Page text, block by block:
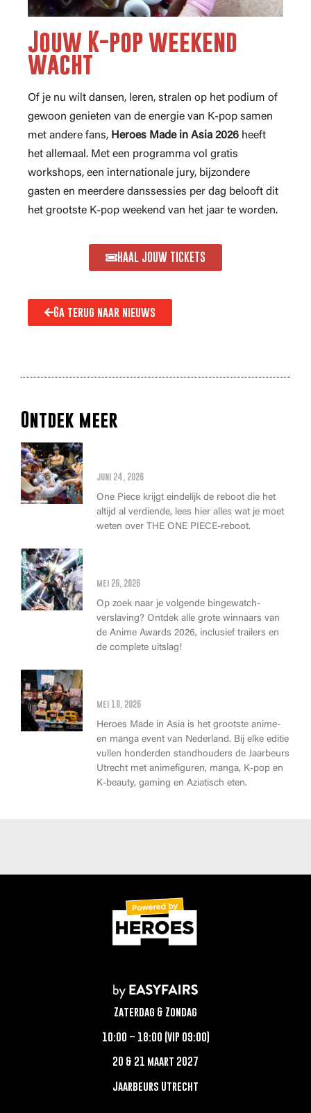
Jouw K-pop weekend
wacht
Of je nu wilt dansen, leren, stralen op het podium of
gewoon genieten van de energie van K-pop samen
met andere fans, Heroes Made in Asia 2026 heeft
het allemaal. Met een programma vol gratis
workshops, een internationale jury, bijzondere
gasten en meerdere danssessies per dag belooft dit
het grootste K-pop weekend van het jaar te worden.
HAAL JOUW TICKETS
Ga terug naar nieuws
Ontdek meer
juni 24, 2026
One Piece krijgt eindelijk de reboot die het
altijd al verdiende, lees hier alles wat je moet
weten over THE ONE PIECE-reboot.
mei 26, 2026
Op zoek naar je volgende bingewatch-
verslaving? Ontdek alle grote winnaars van
de Anime Awards 2026, inclusief trailers en
de complete uitslag!
mei 18, 2026
Heroes Made in Asia is het grootste anime-
en manga event van Nederland. Bij elke editie
vullen honderden standhouders de Jaarbeurs
Utrecht met animefiguren, manga, K-pop en
K-beauty, gaming en Aziatisch eten.
Zaterdag & Zondag
10:00 – 18:00 (VIP 09:00)
20 & 21 maart 2027
Jaarbeurs Utrecht